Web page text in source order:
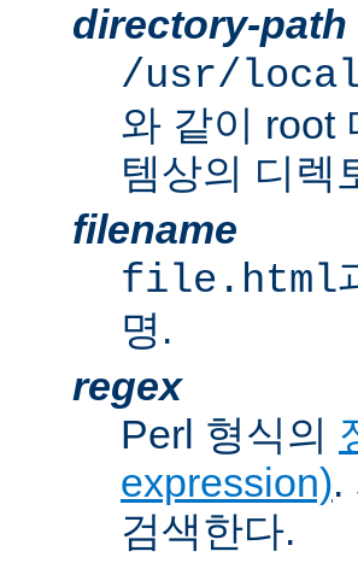
directory-path
/usr/
와 같이 root
템상의 디렉
filename
file.html
명.
regex
Perl 형식의
expression).
검색한다.